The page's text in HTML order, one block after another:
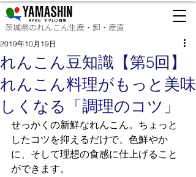
茨城県のれんこん生産・卸・産直
れんこん豆知識【第5回】
れんこん料理がもっと美味
しくなる「調理のコツ」
2019年10月19日
せっかくの新鮮なれんこん。ちょっと
したコツを抑えるだけで、色鮮やか
に、そして理想の食感に仕上げること
ができます。